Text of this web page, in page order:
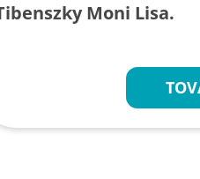
Moni Lisa.